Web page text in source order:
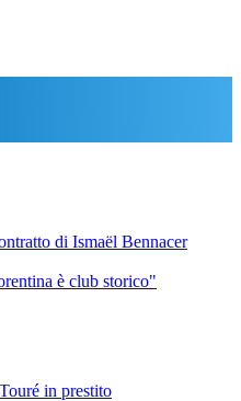
di Ismaël Bennacer
è club storico"
in prestito